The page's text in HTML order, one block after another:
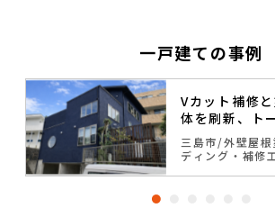
一戸建ての事例
Vカット補修
体を刷新、ト
削減
三島市 外壁屋根
ディング・補修